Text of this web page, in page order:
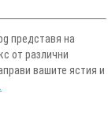
представя на
от различни
вашите ястия и